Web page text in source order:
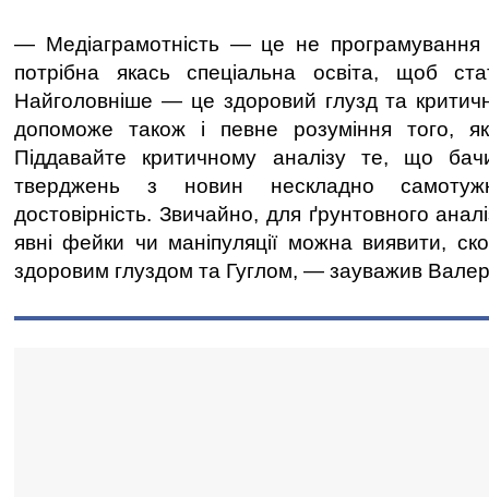
— Медіаграмотність — це не програмування
потрібна якась спеціальна освіта, щоб
Найголовніше — це здоровий глузд та
допоможе також і певне розуміння того,
Піддавайте критичному аналізу те, що
тверджень з новин нескладно
достовірність. Звичайно, для ґрунтовного
явні фейки чи маніпуляції можна виявити,
здоровим глуздом та Гуглом, — зауважив